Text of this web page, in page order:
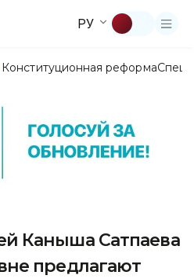
РУ
Конституционная реформа
Каныша Сатпаева
предлагают